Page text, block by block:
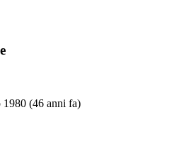
1980 (46 anni fa)